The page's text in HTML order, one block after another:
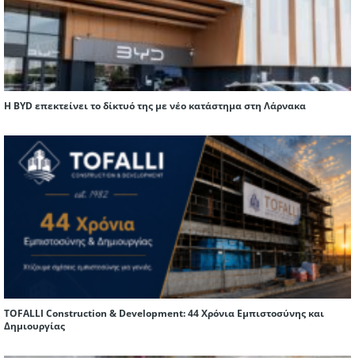
Η BYD επεκτείνει το δίκτυό της με νέο κατάστημα στη Λάρνακα
TOFALLI Construction & Development: 44 Χρόνια Εμπιστοσύνης και
Δημιουργίας